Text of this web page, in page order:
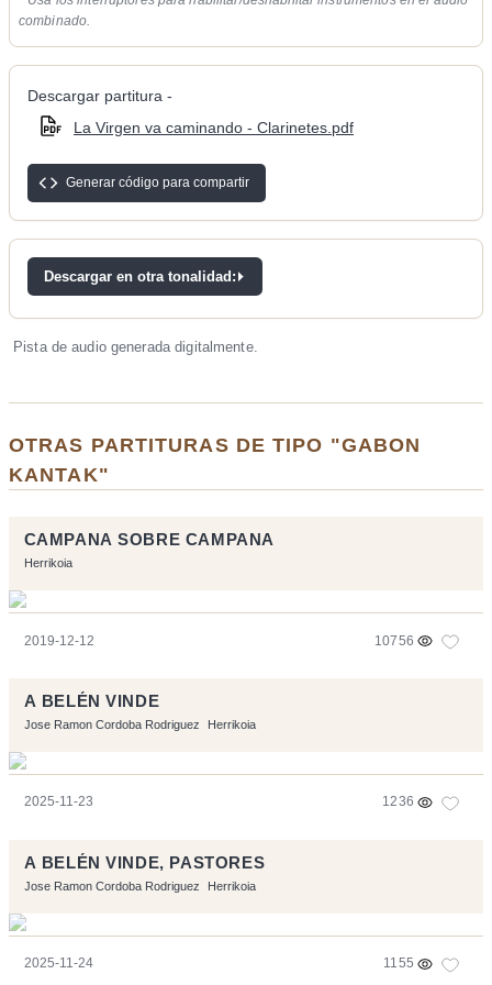
combinado.
Descargar partitura -
La Virgen va caminando - Clarinetes.pdf
Generar código para compartir
Descargar en otra tonalidad:
Pista de audio generada digitalmente.
OTRAS PARTITURAS DE TIPO "GABON
KANTAK"
CAMPANA SOBRE CAMPANA
Herrikoia
2019-12-12 10756
A BELÉN VINDE
Jose Ramon Cordoba Rodriguez Herrikoia
2025-11-23 1236
A BELÉN VINDE, PASTORES
Jose Ramon Cordoba Rodriguez Herrikoia
2025-11-24 1155